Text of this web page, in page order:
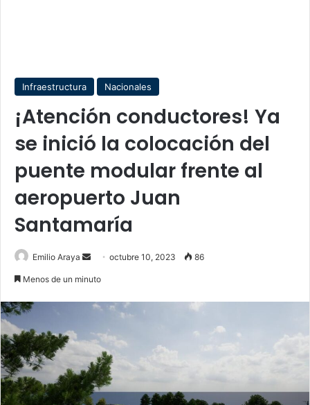
Infraestructura Nacionales
¡Atención conductores! Ya
se inició la colocación del
puente modular frente al
aeropuerto Juan
Santamaría
Emilio Araya
Sendoctubre 10, 2023 86
Menos de un minuto